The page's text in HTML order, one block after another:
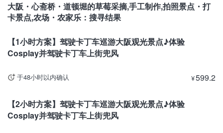
大阪・心斋桥・道顿堀的草莓采摘,手工制作,拍照景点・打
卡景点,农场・农家乐：搜寻结果
大阪
【1小时方案】驾驶卡丁车巡游大阪观光景点♪体验
Cosplay并驾驶卡丁车上街兜风
于48小时以内确认 ¥599.2
【2小时方案】驾驶卡丁车巡游大阪观光景点♪体验
Cosplay并驾驶卡丁车上街兜风